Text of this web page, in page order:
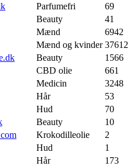
Parfumefri 69
Beauty 41
Mænd 6942
Mænd og kvinder 37612
Beauty 1566
CBD olie 661
Medicin 3248
Hår 53
Hud 70
Beauty 10
Krokodilleolie 2
Hud 1
Hår 173